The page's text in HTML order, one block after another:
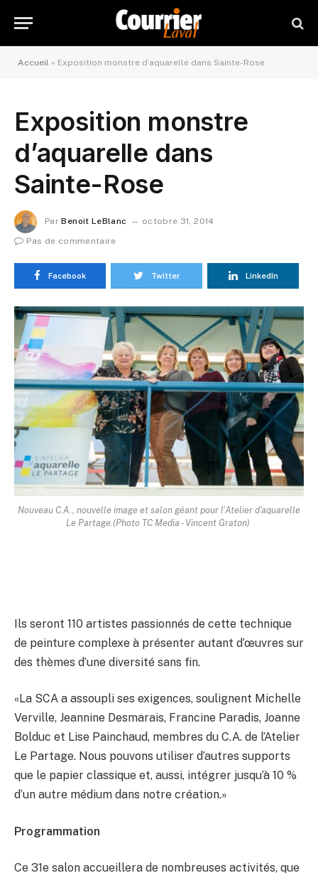
Accueil » Exposition monstre d’aquarelle dans Sainte-Rose
Exposition monstre
d’aquarelle dans
Sainte-Rose
Par Benoit LeBlanc
octobre 31, 2014
Pas de commentaire
Facebook Twitter LinkedIn
Nouveau C.A., nouvelle image et salon géant pour l'Atelier d'aquarelle
Le Partage (Photo TC Media - Vincent Graton)
Ils seront 110 artistes passionnés de cette technique
de peinture complexe à présenter autant d’œuvres sur
des thèmes d’une diversité sans fin.
«La SCA a assoupli ses exigences, soulignent Michelle
Verville, Jeannine Desmarais, Francine Paradis, Joanne
Bolduc et Lise Painchaud, membres du C.A. de l’Atelier
Le Partage. Nous pouvons utiliser d’autres supports
que le papier classique et, aussi, intégrer jusqu’à 10 %
d’un autre médium dans notre création.»
Programmation
Ce 31e salon accueillera de nombreuses activités, que